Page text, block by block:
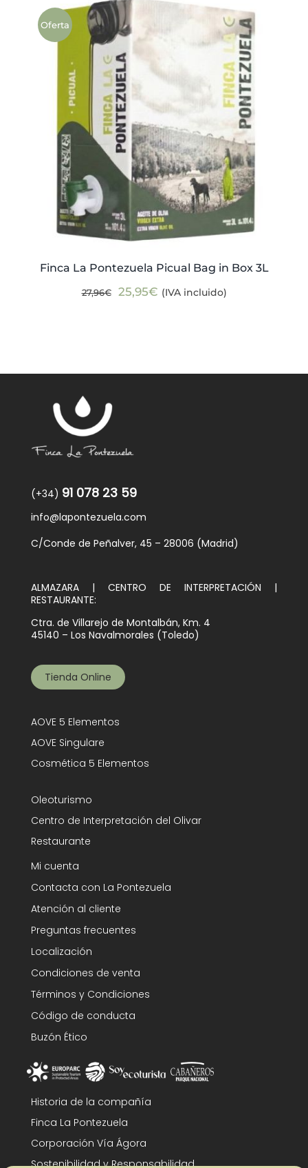
Oferta
Finca La Pontezuela Picual Bag in Box 3L
27,96€
El
25,95€El(IVA incluido)
(+34) 91 078 23 59
info@lapontezuela.com
C/Conde de Peñalver, 45 – 28006 (Madrid)
ALMAZARA | CENTRO DE INTERPRETACIÓN |
RESTAURANTE:
Ctra. de Villarejo de Montalbán, Km. 4
45140 – Los Navalmorales (Toledo)
Tienda Online
AOVE 5 Elementos
AOVE Singulare
Cosmética 5 Elementos
Oleoturismo
Centro de Interpretación del Olivar
Restaurante
Mi cuenta
Contacta con La Pontezuela
Atención al cliente
Preguntas frecuentes
Localización
Condiciones de venta
Términos y Condiciones
Código de conducta
Buzón Ético
Historia de la compañía
Finca La Pontezuela
Corporación Vía Ágora
Sostenibilidad y Responsabilidad